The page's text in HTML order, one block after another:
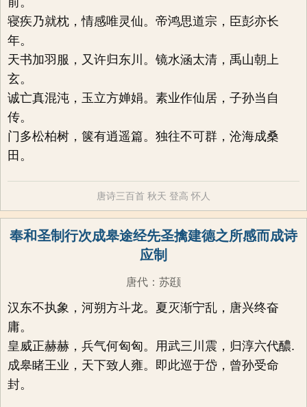
寝疾乃就枕，情感唯灵仙。帝鸿思道宗，臣彭亦长
年。
天书加羽服，又许归东川。镜水涵太清，禹山朝上
玄。
诚亡真混沌，玉立方婵娟。素业作仙居，子孙当自
传。
门多松柏树，箧有逍遥篇。独往不可群，沧海成桑
田。
唐诗三百首 秋天 登高 怀人
奉和圣制行次成皋途经先圣擒建德之所感而成诗
应制
唐代 ： 苏颋
汉东不执象，河朔方斗龙。夏灭渐宁乱，唐兴终奋
庸。
皇威正赫赫，兵气何匈匈。用武三川震，归淳六代醲.
成皋睹王业，天下致人雍。即此巡于岱，曾孙受命
封。